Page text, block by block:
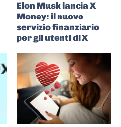
Elon Musk lancia X
Money: il nuovo
servizio finanziario
per gli utenti di X